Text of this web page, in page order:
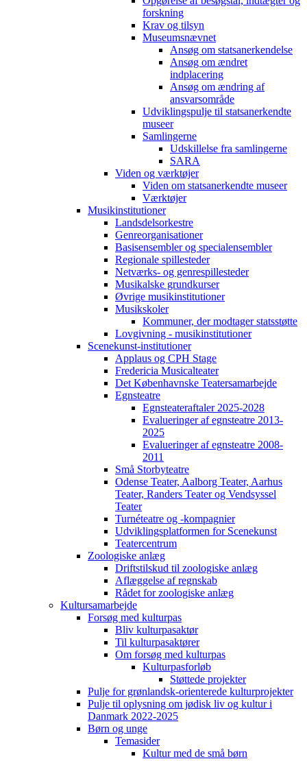
forskning
Krav og tilsyn
Museumsnævnet
Ansøg om statsanerkendelse
Ansøg om ændret
indplacering
Ansøg om ændring af
ansvarsområde
Udviklingspulje til statsanerkendte
museer
Samlingerne
Udskillelse fra samlingerne
SARA
Viden og værktøjer
Viden om statsanerkendte museer
Værktøjer
Musikinstitutioner
Landsdelsorkestre
Genreorganisationer
Basisensembler og specialensembler
Regionale spillesteder
Netværks- og genrespillesteder
Musikalske grundkurser
Øvrige musikinstitutioner
Musikskoler
Kommuner, der modtager statsstøtte
Lovgivning - musikinstitutioner
Scenekunst-institutioner
Applaus og CPH Stage
Fredericia Musicalteater
Det Københavnske Teatersamarbejde
Egnsteatre
Egnsteateraftaler 2025-2028
Evalueringer af egnsteatre 2013-
2025
Evalueringer af egnsteatre 2008-
2011
Små Storbyteatre
Odense Teater, Aalborg Teater, Aarhus
Teater, Randers Teater og Vendsyssel
Teater
Turnéteatre og -kompagnier
Udviklingsplatformen for Scenekunst
Teatercentrum
Zoologiske anlæg
Driftstilskud til zoologiske anlæg
Aflæggelse af regnskab
Rådet for zoologiske anlæg
Kultursamarbejde
Forsøg med kulturpas
Bliv kulturpasaktør
Til kulturpasaktører
Om forsøg med kulturpas
Kulturpasforløb
Støttede projekter
Pulje for grønlandsk-orienterede kulturprojekter
Pulje til oplysning om jødisk liv og kultur i
Danmark 2022-2025
Børn og unge
Temasider
Kultur med de små børn